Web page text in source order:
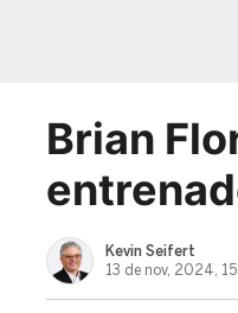
Brian
Kevin Seifert
13 de nov, 2024,